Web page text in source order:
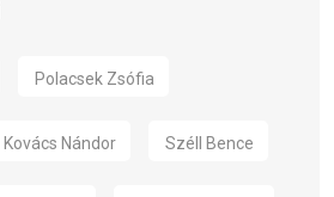
Polacsek Zsófia
Kovács Nándor Széll Bence